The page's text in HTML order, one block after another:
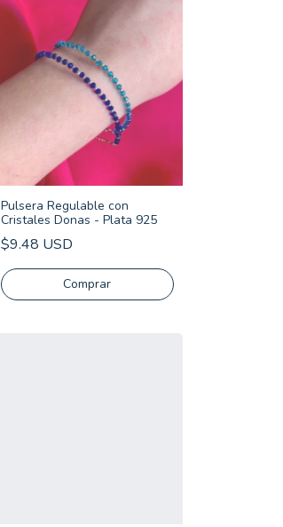
Pulsera Regulable con
Cristales Donas - Plata 925
$9.48 USD
Comprar